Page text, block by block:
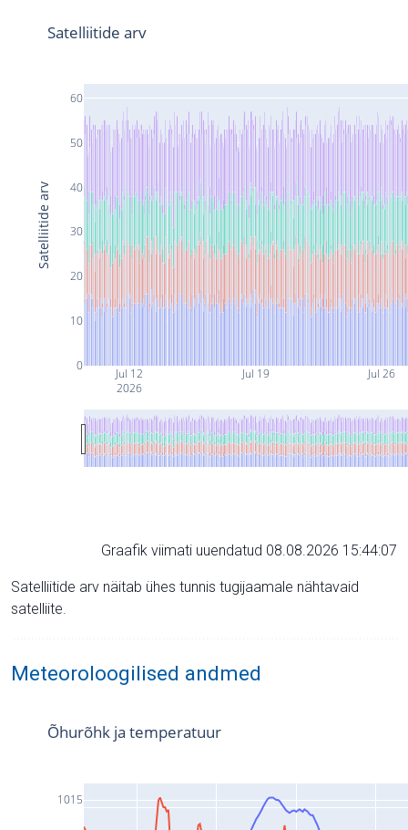
Jul 12
2026
Jul 19 Jul 26
0
10
20
30
40
50
60
Satelliitide arv
Satelliitide arv
Graafik viimati uuendatud 08.08.2026 15:44:07
Satelliitide arv näitab ühes tunnis tugijaamale nähtavaid
satelliite.
Meteoroloogilised andmed
1015
Õhurõhk ja temperatuur